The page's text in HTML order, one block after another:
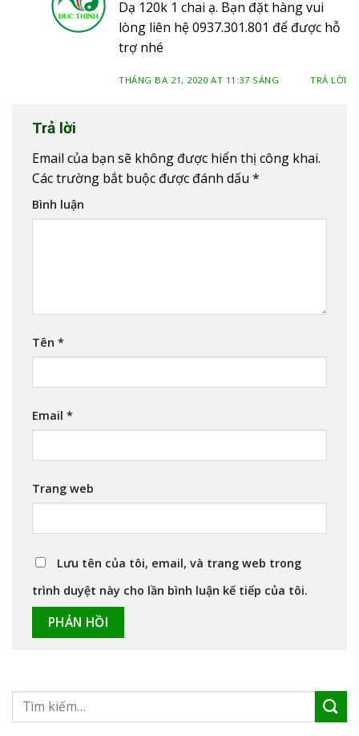
Dạ 120k 1 chai ạ. Bạn đặt hàng vui
lòng liên hệ 0937.301.801 để được hỗ
trợ nhé
THÁNG BA 21, 2020 AT 11:37 SÁNG TRẢ LỜI
Trả lời
Email của bạn sẽ không được hiển thị công khai.
Các trường bắt buộc được đánh dấu *
Bình luận
Tên *
Email *
Trang web
Lưu tên của tôi, email, và trang web trong
trình duyệt này cho lần bình luận kế tiếp của tôi.